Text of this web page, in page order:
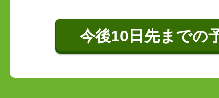
今後10日先までの